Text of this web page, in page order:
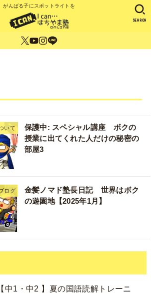
がんばる子にスポットライトを
SEARCH
いて
保護中: スペシャル講座 ボクの
授業に出てくれた人だけの秘密の
部屋3
ログ
金髪ノマド塾長日記 世界はボク
の遊園地【2025年1月】
【中1・中2 】夏の国語読解トレーニ